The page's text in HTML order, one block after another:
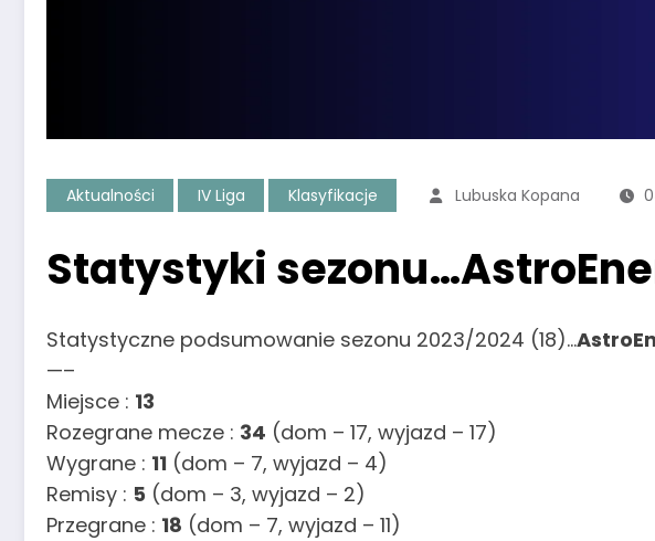
Aktualności IV Liga Klasyfikacje Lubuska Kopana
Statystyki
Statystyczne podsumowanie sezonu 2023/2024 (18)…
—–
Miejsce : 13
Rozegrane mecze : 34 (dom – 17, wyjazd – 17)
Wygrane : 11 (dom – 7, wyjazd – 4)
Remisy : 5 (dom – 3, wyjazd – 2)
Przegrane : 18 (dom – 7, wyjazd – 11)